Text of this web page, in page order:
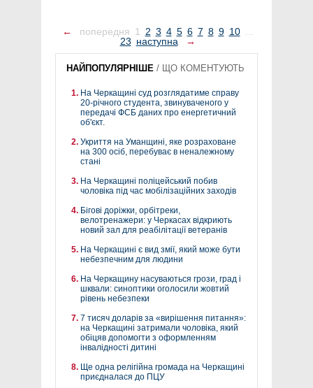
← попередня 1 2 3 4 5 6 7 8 9 10 ...
23 наступна →
НАЙПОПУЛЯРНІШЕ / ЩО КОМЕНТУЮТЬ
На Черкащині суд розглядатиме справу
20-річного студента, звинуваченого у
передачі ФСБ даних про енергетичний
об'єкт.
Укриття на Уманщині, яке розраховане
на 300 осіб, перебуває в неналежному
стані
На Черкащині поліцейський побив
чоловіка під час мобілізаційних заходів
Бігові доріжки, орбітреки,
велотренажери: у Черкасах відкриють
новий зал для реабілітації ветеранів
На Черкащині є вид змії, який може бути
небезпечним для людини
На Черкащину насуваються грози, град і
шквали: синоптики оголосили жовтий
рівень небезпеки
7 тисяч доларів за «вирішення питання»:
на Черкащині затримали чоловіка, який
обіцяв допомогти з оформленням
інвалідності дитині
Ще одна релігійна громада на Черкащині
приєдналася до ПЦУ